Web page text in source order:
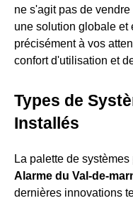
ne s'agit pas de
une solution globale et
précisément à vos
confort d'utilisation et
Types de
Installés
La palette de
Alarme du Val-de-
dernières innovations